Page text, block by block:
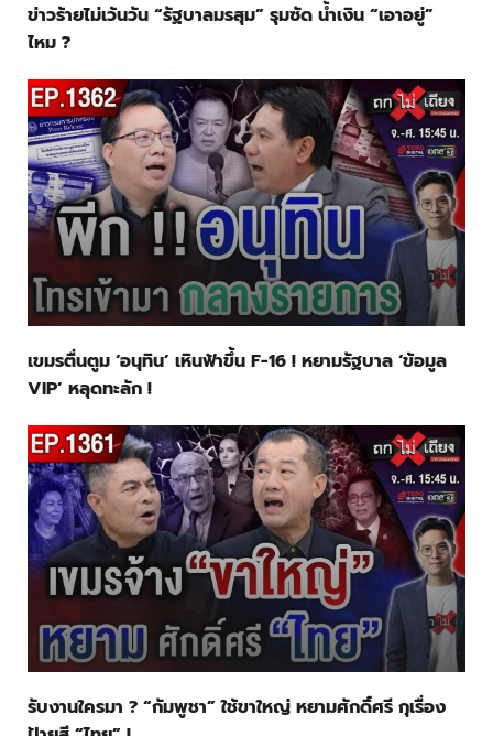
ข่าวร้ายไม่เว้นวัน “รัฐบาลมรสุม” รุมซัด น้ำเงิน “เอาอยู่”
ไหม ?
เขมรตื่นตูม ‘อนุทิน’ เหินฟ้าขึ้น F-16 ! หยามรัฐบาล ‘ข้อมูล
VIP’ หลุดทะลัก !
รับงานใครมา ? “กัมพูชา” ใช้ขาใหญ่ หยามศักดิ์ศรี กุเรื่อง